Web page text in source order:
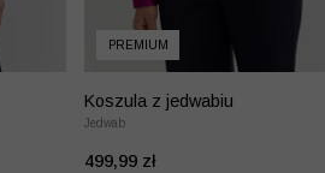
PREMIUM
Koszula z jedwabiu
Jedwab
499,99 zł